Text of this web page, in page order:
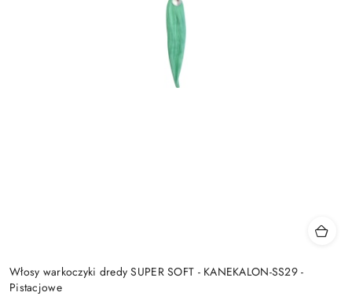
Włosy warkoczyki dredy SUPER SOFT - KANEKALON-SS29 -
Pistacjowe